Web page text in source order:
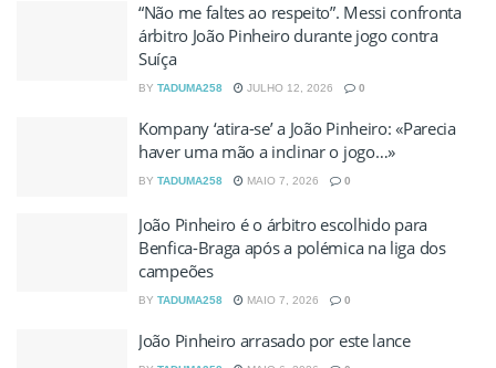
“Não me faltes ao respeito”. Messi confronta
árbitro João Pinheiro durante jogo contra
Suíça
BY TADUMA258 JULHO 12, 2026 0
Kompany ‘atira-se’ a João Pinheiro: «Parecia
haver uma mão a inclinar o jogo…»
BY TADUMA258 MAIO 7, 2026 0
João Pinheiro é o árbitro escolhido para
Benfica-Braga após a polémica na liga dos
campeões
BY TADUMA258 MAIO 7, 2026 0
João Pinheiro arrasado por este lance